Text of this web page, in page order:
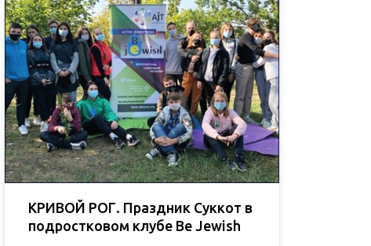
КРИВОЙ РОГ. Праздник Суккот в
подростковом клубе Be Jewish